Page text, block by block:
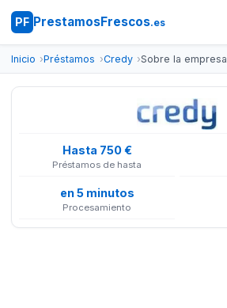
PF PrestamosFrescos.es
Inicio Préstamos Credy Sobre la empresa
Hasta 750 €
Préstamos de hasta
en 5 minutos
Procesamiento